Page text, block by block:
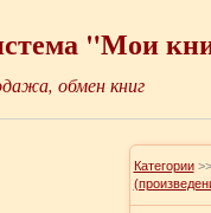
"Мои
обмен книг
Категории >>